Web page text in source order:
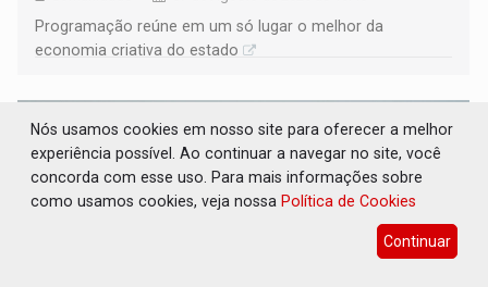
Programação reúne em um só lugar o melhor da
economia criativa do estado
Nós usamos cookies em nosso site para oferecer a melhor
experiência possível. Ao continuar a navegar no site, você
concorda com esse uso. Para mais informações sobre
como usamos cookies, veja nossa Política de Cookies
Continuar